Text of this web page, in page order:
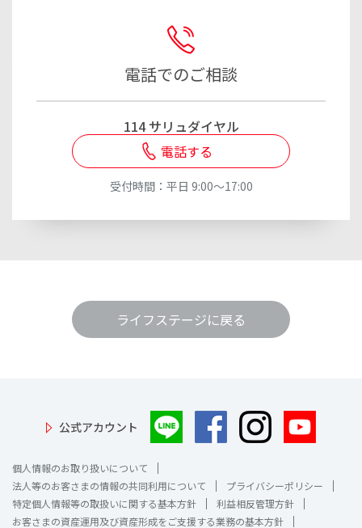
電話でのご相談
114 サリュダイヤル
電話する
受付時間：平日 9:00～17:00
ライフステージに戻る
公式アカウント
個人情報のお取り扱いについて
法人等のお客さまの情報の共同利用について
プライバシーポリシー
特定個人情報等の取扱いに関する基本方針
利益相反管理方針
お客さまの資産運用及び資産形成をご支援する業務の基本方針